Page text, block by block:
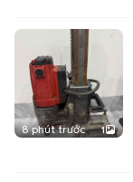
8 phút trước 1